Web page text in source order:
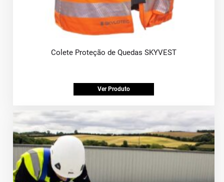
Colete Proteção de Quedas SKYVEST
Ver Produto